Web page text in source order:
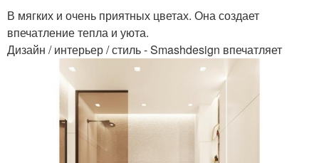
В мягких и очень приятных цветах. Она создает
впечатление тепла и уюта.
Дизайн / интерьер / стиль - Smashdesign впечатляет